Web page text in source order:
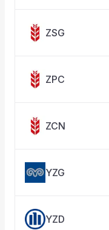
Fiyat Endeks Değişimi
ZSG
ZPC
ZCN
YZG
YZD